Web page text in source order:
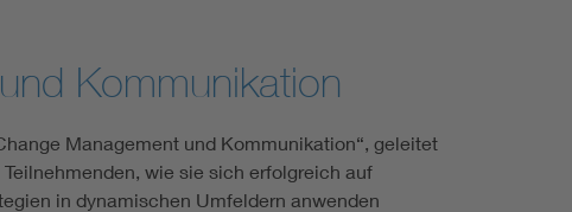
Kommunikation
Management und Kommunikation“, geleitet
wie sie sich erfolgreich auf
in dynamischen Umfeldern anwenden